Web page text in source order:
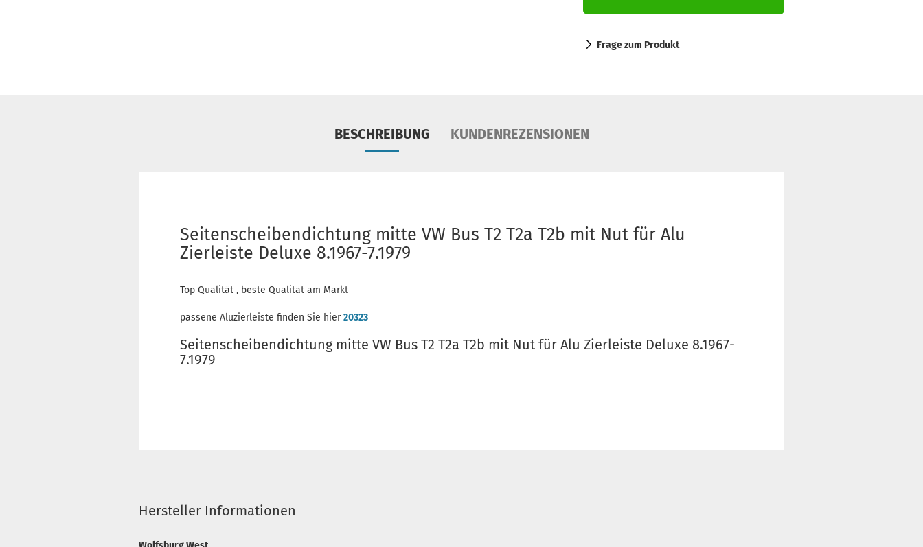
Frage zum Produkt
BESCHREIBUNG KUNDENREZENSIONEN
Seitenscheibendichtung mitte VW Bus T2 T2a T2b mit Nut für Alu
Zierleiste Deluxe 8.1967-7.1979
Top Qualität , beste Qualität am Markt
passene Aluzierleiste finden Sie hier20323
Seitenscheibendichtung mitte VW Bus T2 T2a T2b mit Nut für Alu Zierleiste Deluxe 8.1967-
7.1979
Hersteller Informationen